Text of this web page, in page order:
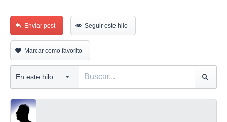
Enviar post Seguir este hilo
Marcar como favorito